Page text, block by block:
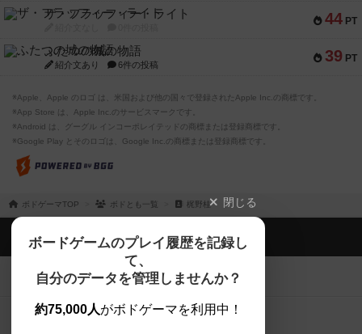
44 PT
ザ・フラッフィー・ライト
39 PT
ふたつの城の物語
紹介文あり 6件の投稿
※Apple、Apple のロゴ は、米国および他の国々で登録されたApple Inc.の商標です。
※App Store は、Apple Inc.のサービスマークです。
※Android は、グーグル インコーポレイテッドの商標または登録商標です。
※Google Play とそのロゴは、Google Inc.の商標または登録商標です。
ボドゲーマTOP ボドとも一覧 梶野桂 閉じる
ボードゲームのプレイ履歴を記録し
て、
自分のデータを管理しませんか？
約75,000人がボドゲーマを利用中！
ボドゲーマTOP
ボードゲームを検索する
ボードゲームの新着レビュー